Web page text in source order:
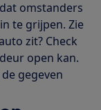
omstanders
te grijpen. Zie
zit? Check
open kan.
gegeven